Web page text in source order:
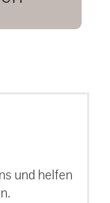
und helfen